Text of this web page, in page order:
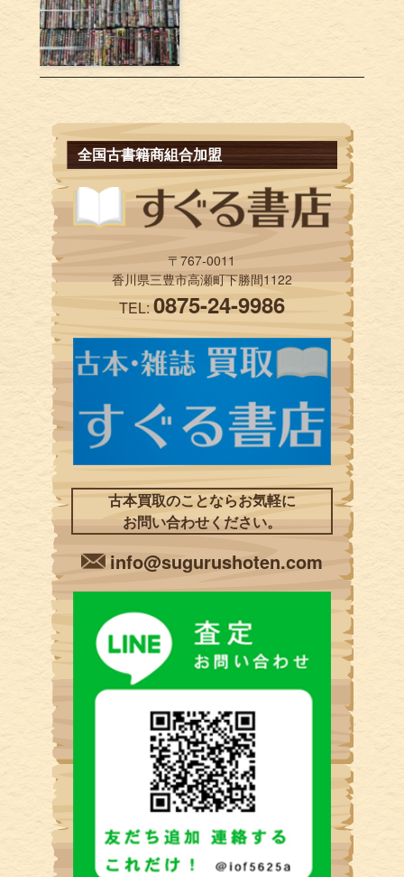
全国古書籍商組合加盟
〒767-0011
香川県三豊市高瀬町下勝間1122
TEL:0875-24-9986
古本買取のことならお気軽に
お問い合わせください。
info@sugurushoten.com